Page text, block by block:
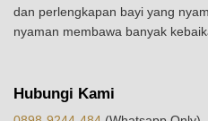
dan perlengkapan bayi yang
nyaman membawa banyak
Hubungi Kami